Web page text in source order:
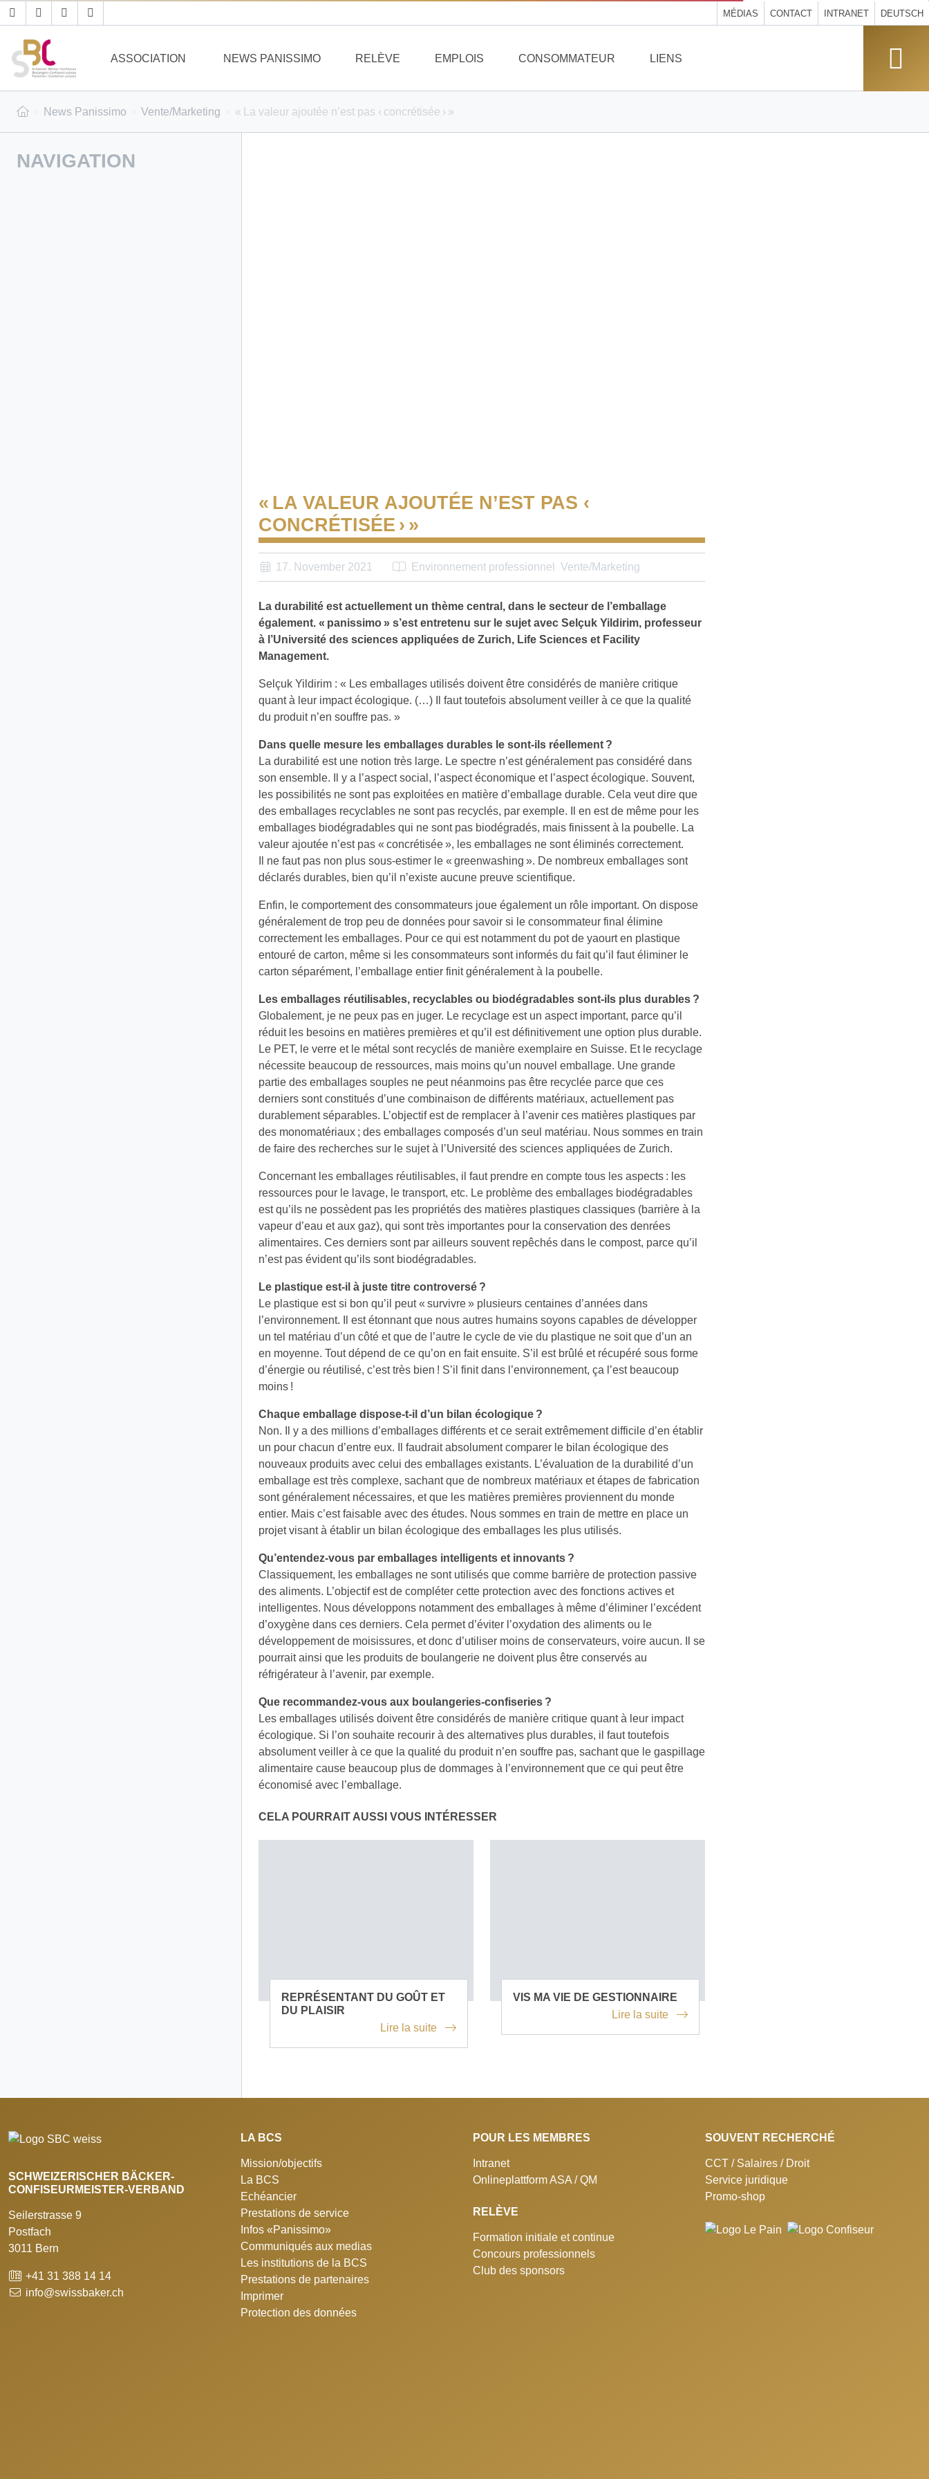
MÉDIAS CONTACT INTRANET DEUTSCH
ASSOCIATION NEWS PANISSIMO RELÈVE EMPLOIS CONSOMMATEUR LIENS
News Panissimo Vente/Marketing « La valeur ajoutée n’est pas ‹ concrétisée › »
NAVIGATION
« LA VALEUR AJOUTÉE N’EST PAS ‹
CONCRÉTISÉE › »
17. November 2021 Environnement professionnel Vente/Marketing
La durabilité est actuellement un thème central, dans le secteur de l’emballage
également. « panissimo » s’est entretenu sur le sujet avec Selçuk Yildirim, professeur
à l’Université des sciences appliquées de Zurich, Life Sciences et Facility
Management.
Selçuk Yildirim : « Les emballages utilisés doivent être considérés de manière critique
quant à leur impact écologique. (…) Il faut toutefois absolument veiller à ce que la qualité
du produit n’en souffre pas. »
Dans quelle mesure les emballages durables le sont-ils réellement ?
La durabilité est une notion très large. Le spectre n’est généralement pas considéré dans
son ensemble. Il y a l’aspect social, l’aspect économique et l’aspect écologique. Souvent,
les possibilités ne sont pas exploitées en matière d’emballage durable. Cela veut dire que
des emballages recyclables ne sont pas recyclés, par exemple. Il en est de même pour les
emballages biodégradables qui ne sont pas biodégradés, mais finissent à la poubelle. La
valeur ajoutée n’est pas « concrétisée », les emballages ne sont éliminés correctement.
Il ne faut pas non plus sous-estimer le « greenwashing ». De nombreux emballages sont
déclarés durables, bien qu’il n’existe aucune preuve scientifique.
Enfin, le comportement des consommateurs joue également un rôle important. On dispose
généralement de trop peu de données pour savoir si le consommateur final élimine
correctement les emballages. Pour ce qui est notamment du pot de yaourt en plastique
entouré de carton, même si les consommateurs sont informés du fait qu’il faut éliminer le
carton séparément, l’emballage entier finit généralement à la poubelle.
Les emballages réutilisables, recyclables ou biodégradables sont-ils plus durables ?
Globalement, je ne peux pas en juger. Le recyclage est un aspect important, parce qu’il
réduit les besoins en matières premières et qu’il est définitivement une option plus durable.
Le PET, le verre et le métal sont recyclés de manière exemplaire en Suisse. Et le recyclage
nécessite beaucoup de ressources, mais moins qu’un nouvel emballage. Une grande
partie des emballages souples ne peut néanmoins pas être recyclée parce que ces
derniers sont constitués d’une combinaison de différents matériaux, actuellement pas
durablement séparables. L’objectif est de remplacer à l’avenir ces matières plastiques par
des monomatériaux ; des emballages composés d’un seul matériau. Nous sommes en train
de faire des recherches sur le sujet à l’Université des sciences appliquées de Zurich.
Concernant les emballages réutilisables, il faut prendre en compte tous les aspects : les
ressources pour le lavage, le transport, etc. Le problème des emballages biodégradables
est qu’ils ne possèdent pas les propriétés des matières plastiques classiques (barrière à la
vapeur d’eau et aux gaz), qui sont très importantes pour la conservation des denrées
alimentaires. Ces derniers sont par ailleurs souvent repêchés dans le compost, parce qu’il
n’est pas évident qu’ils sont biodégradables.
Le plastique est-il à juste titre controversé ?
Le plastique est si bon qu’il peut « survivre » plusieurs centaines d’années dans
l’environnement. Il est étonnant que nous autres humains soyons capables de développer
un tel matériau d’un côté et que de l’autre le cycle de vie du plastique ne soit que d’un an
en moyenne. Tout dépend de ce qu’on en fait ensuite. S’il est brûlé et récupéré sous forme
d’énergie ou réutilisé, c’est très bien ! S’il finit dans l’environnement, ça l’est beaucoup
moins !
Chaque emballage dispose-t-il d’un bilan écologique ?
Non. Il y a des millions d’emballages différents et ce serait extrêmement difficile d’en établir
un pour chacun d’entre eux. Il faudrait absolument comparer le bilan écologique des
nouveaux produits avec celui des emballages existants. L’évaluation de la durabilité d’un
emballage est très complexe, sachant que de nombreux matériaux et étapes de fabrication
sont généralement nécessaires, et que les matières premières proviennent du monde
entier. Mais c’est faisable avec des études. Nous sommes en train de mettre en place un
projet visant à établir un bilan écologique des emballages les plus utilisés.
Qu’entendez-vous par emballages intelligents et innovants ?
Classiquement, les emballages ne sont utilisés que comme barrière de protection passive
des aliments. L’objectif est de compléter cette protection avec des fonctions actives et
intelligentes. Nous développons notamment des emballages à même d’éliminer l’excédent
d’oxygène dans ces derniers. Cela permet d’éviter l’oxydation des aliments ou le
développement de moisissures, et donc d’utiliser moins de conservateurs, voire aucun. Il se
pourrait ainsi que les produits de boulangerie ne doivent plus être conservés au
réfrigérateur à l’avenir, par exemple.
Que recommandez-vous aux boulangeries-confiseries ?
Les emballages utilisés doivent être considérés de manière critique quant à leur impact
écologique. Si l’on souhaite recourir à des alternatives plus durables, il faut toutefois
absolument veiller à ce que la qualité du produit n’en souffre pas, sachant que le gaspillage
alimentaire cause beaucoup plus de dommages à l’environnement que ce qui peut être
économisé avec l’emballage.
CELA POURRAIT AUSSI VOUS INTÉRESSER
REPRÉSENTANT DU GOÛT ET
DU PLAISIR
Lire la suite
VIS MA VIE DE GESTIONNAIRE
Lire la suite
SCHWEIZERISCHER BÄCKER-
CONFISEURMEISTER-VERBAND
Seilerstrasse 9
Postfach
3011 Bern
+41 31 388 14 14
info@swissbaker.ch
LA BCS
Mission/objectifs
La BCS
Echéancier
Prestations de service
Infos «Panissimo»
Communiqués aux medias
Les institutions de la BCS
Prestations de partenaires
Imprimer
Protection des données
POUR LES MEMBRES
Intranet
Onlineplattform ASA / QM
RELÈVE
Formation initiale et continue
Concours professionnels
Club des sponsors
SOUVENT RECHERCHÉ
CCT / Salaires / Droit
Service juridique
Promo-shop